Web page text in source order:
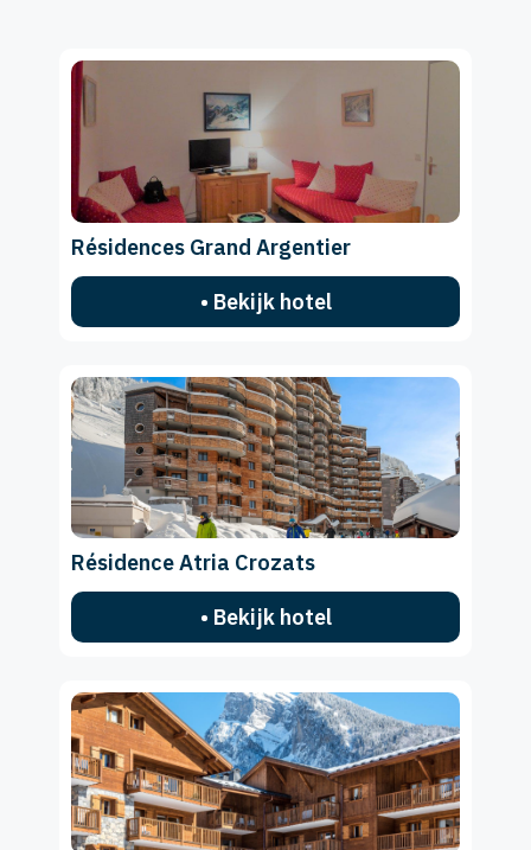
Résidences Grand Argentier
• Bekijk hotel
Résidence Atria Crozats
• Bekijk hotel